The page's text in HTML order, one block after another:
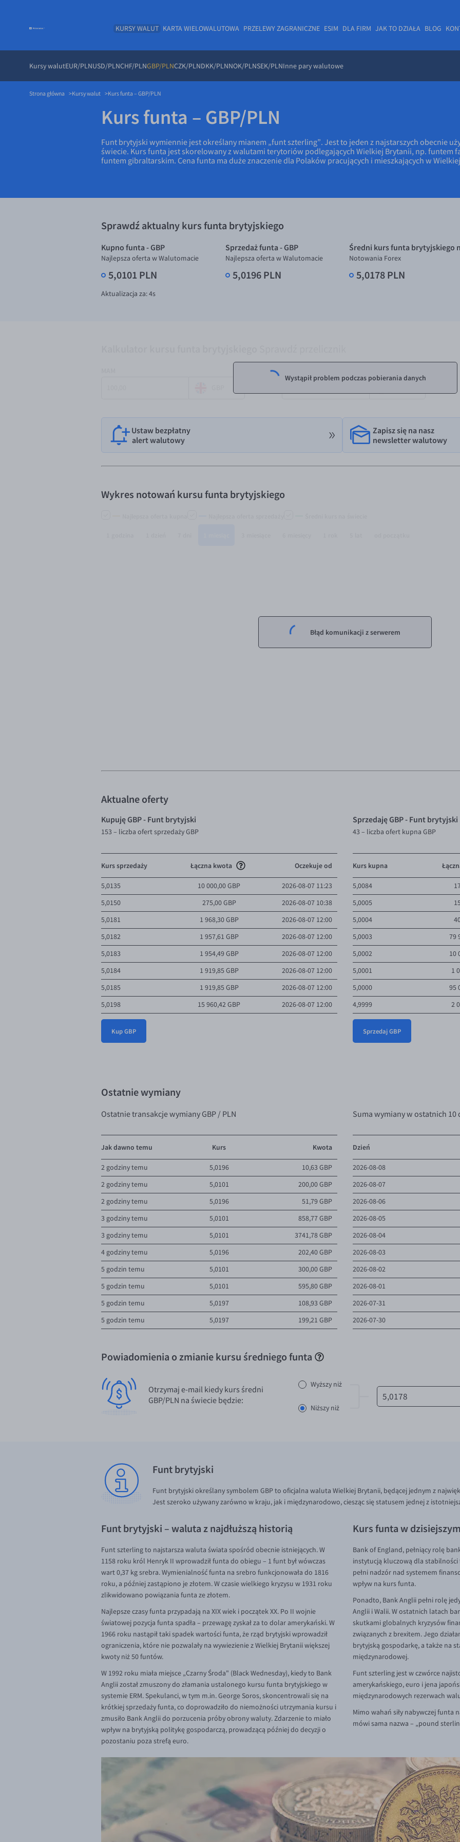
KURSY WALUT
Kursy walutEUR/PLNUSD/PLNCHF/PLNGBP/PLNCZK/PLNDKK/PLNNOK/PLNSEK/PLNInne pary walutowe
KARTA WIELOWALUTOWA PRZELEWY ZAGRANICZNE ESIM DLA FIRM JAK TO DZIAŁA BLOG
Strona główna Kursy walut Kurs funta – GBP/PLN
Kurs funta – GBP/PLN
Funt brytyjski wymiennie jest określany mianem „funt szterling”. Jest to jeden z najstarszych obecnie
świecie. Kurs funta jest skorelowany z walutami terytoriów podlegających Wielkiej Brytanii, np. funtem
funtem gibraltarskim. Cena funta ma duże znaczenie dla Polaków pracujących i mieszkających w
Sprawdź aktualny kurs funta brytyjskiego
Kupno funta - GBP
Najlepsza oferta w Walutomacie
5,0101 PLN
Sprzedaż funta - GBP
Najlepsza oferta w Walutomacie
5,0196 PLN
Średni kurs funta brytyjskiego
Notowania Forex
5,0178 PLN
Aktualizacja za:3s
Wystąpił problem podczas pobierania danych
Ustaw bezpłatny
alert walutowy
Zapisz się na nasz
newsletter walutowy
Wykres notowań kursu funta brytyjskiego
Błąd komunikacji z serwerem
Aktualne oferty
Kupuję GBP - Funt brytyjski
153 – liczba ofert sprzedaży GBP
Kurs sprzedaży Łączna kwota Oczekuje od
5,0135 10 000,00 GBP
2026-08-07 11:23
5,0150
275,00 GBP
2026-08-07 10:38
5,0181
1 968,30 GBP
2026-08-07 12:00
5,0182
1 957,61 GBP
2026-08-07 12:00
5,0183
1 954,49 GBP
2026-08-07 12:00
5,0184
1 919,85 GBP
2026-08-07 12:00
5,0185
1 919,85 GBP
2026-08-07 12:00
5,0198
15 960,42 GBP
2026-08-07 12:00
5,0199
5,0250
5,0300
5 919,29 GBP
2026-08-05 11:10
5,0320
300,00 GBP
2026-08-04 13:10
5,0338
100,00 GBP
2026-08-04 11:51
5,0350
3 975,89 GBP 2026-08-04 06:12
Pokaż kolejne oferty
Kup GBP
Sprzedaję GBP - Funt brytyjski
43 – liczba ofert kupna GBP
Kurs kupna
5,0084
5,0005
5,0004
5,0003
79
5,0002
10
5,0001
1
5,0000
95
4,9999
2
4,9990
4,9100
3
4,9000
40
4,8976
100
4,8941
5
Sprzedaj GBP
Ostatnie wymiany
Ostatnie transakcje wymiany GBP / PLN
Jak dawno temu Kurs Kwota
2 godziny temu 5,0196
10,63 GBP
2 godziny temu
5,0101
200,00 GBP
2 godziny temu
5,0196
51,79 GBP
3 godziny temu
5,0101
858,77 GBP
3 godziny temu
5,0101
3741,78 GBP
4 godziny temu
5,0196
202,40 GBP
5 godzin temu
5,0101
300,00 GBP
5 godzin temu
5,0101
595,80 GBP
5 godzin temu
5,0197
108,93 GBP
5 godzin temu
5,0197 199,21 GBP
Suma wymiany w ostatnich 10
Dzień
2026-08-08
2026-08-07
2026-08-06
2026-08-05
2026-08-04
2026-08-03
2026-08-02
2026-08-01
2026-07-31
2026-07-30
Powiadomienia o zmianie kursu średniego funta
Otrzymaj e-mail kiedy kurs średni
GBP/PLN na świecie będzie:
Wyższy niż
Niższy niż
Funt brytyjski
Funt brytyjski określany symbolem GBP to oficjalna waluta Wielkiej Brytanii, będącej jednym z
Jest szeroko używany zarówno w kraju, jak i międzynarodowo, ciesząc się statusem jednej z
Funt brytyjski – waluta z najdłuższą historią
Funt szterling to najstarsza waluta świata spośród obecnie istniejących. W
1158 roku król Henryk II wprowadził funta do obiegu – 1 funt był wówczas
wart 0,37 kg srebra. Wymienialność funta na srebro funkcjonowała do 1816
roku, a później zastąpiono je złotem. W czasie wielkiego kryzysu w 1931 roku
zlikwidowano powiązania funta ze złotem.
Najlepsze czasy funta przypadają na XIX wiek i początek XX. Po II wojnie
światowej pozycja funta spadła – przewagę zyskał za to dolar amerykański. W
1966 roku nastąpił taki spadek wartości funta, że rząd brytyjski wprowadził
ograniczenia, które nie pozwalały na wywiezienie z Wielkiej Brytanii większej
kwoty niż 50 funtów.
W 1992 roku miała miejsce „Czarny Środa" (Black Wednesday), kiedy to Bank
Anglii został zmuszony do złamania ustalonego kursu funta brytyjskiego w
systemie ERM. Spekulanci, w tym m.in. George Soros, skoncentrowali się na
krótkiej sprzedaży funta, co doprowadziło do niemożności utrzymania kursu i
zmusiło Bank Anglii do porzucenia próby obrony waluty. Zdarzenie to miało
wpływ na brytyjską politykę gospodarczą, prowadzącą później do decyzji o
pozostaniu poza strefą euro.
Kurs funta w
Bank of England, pełniący rolę
instytucją kluczową dla
pełni nadzór nad systemem
wpływ na kurs funta.
Ponadto, Bank Anglii pełni rolę
Anglii i Walii. W ostatnich latach
skutkami globalnych kryzysów
związanych z brexitem. Jego
brytyjską gospodarkę, a także na
międzynarodowej.
Funt szterling jest w czwórce
amerykańskiego, euro i jena
międzynarodowych rezerwach
Mimo wahań siły nabywczej funta
mówi sama nazwa – „pound